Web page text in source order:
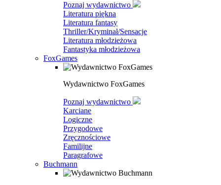
Poznaj wydawnictwo
Literatura piękna
Literatura fantasy
Thriller/Kryminał/Sensacje
Literatura młodzieżowa
Fantastyka młodzieżowa
FoxGames
Wydawnictwo FoxGames
Poznaj wydawnictwo
Karciane
Logiczne
Przygodowe
Zręcznościowe
Familijne
Paragrafowe
Buchmann